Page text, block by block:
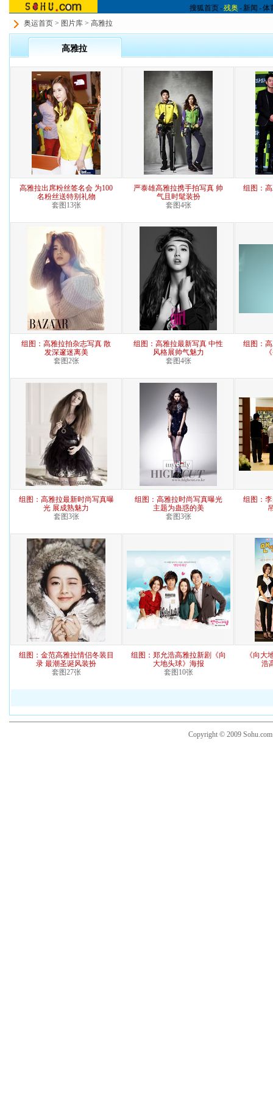
搜狐首页-残奥- 新闻 -体
奥运首页 > 图片库 > 高雅拉
高雅拉
高雅拉出席粉丝签名会 为100
名粉丝送特别礼物
套图13张
严泰雄高雅拉携手拍写真 帅
气且时髦装扮
套图4张
组图：
组图：高雅拉拍杂志写真 散
发深邃迷离美
套图2张
组图：高雅拉最新写真 中性
风格展帅气魅力
套图4张
组图：
组图：高雅拉最新时尚写真曝
光 展成熟魅力
套图3张
组图：高雅拉时尚写真曝光
主题为蛊惑的美
套图3张
组图：
组图：金范高雅拉情侣冬装目
录 最潮圣诞风装扮
套图27张
组图：郑允浩高雅拉新剧《向
大地头球》海报
套图10张
《向大
浩
Copyright © 2009